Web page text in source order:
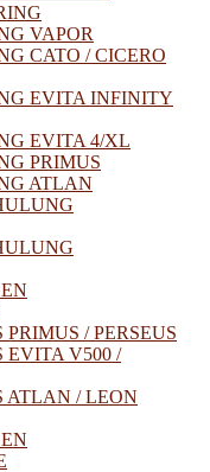
VAPOR
CATO / CICERO
EVITA INFINITY
EVITA 4/XL
PRIMUS
ATLAN
/ PERSEUS
EVITA V500 /
ATLAN / LEON